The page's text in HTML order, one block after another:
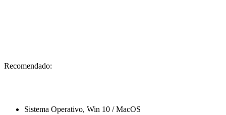
Recomendado:
Sistema Operativo, Win 10 / MacOS